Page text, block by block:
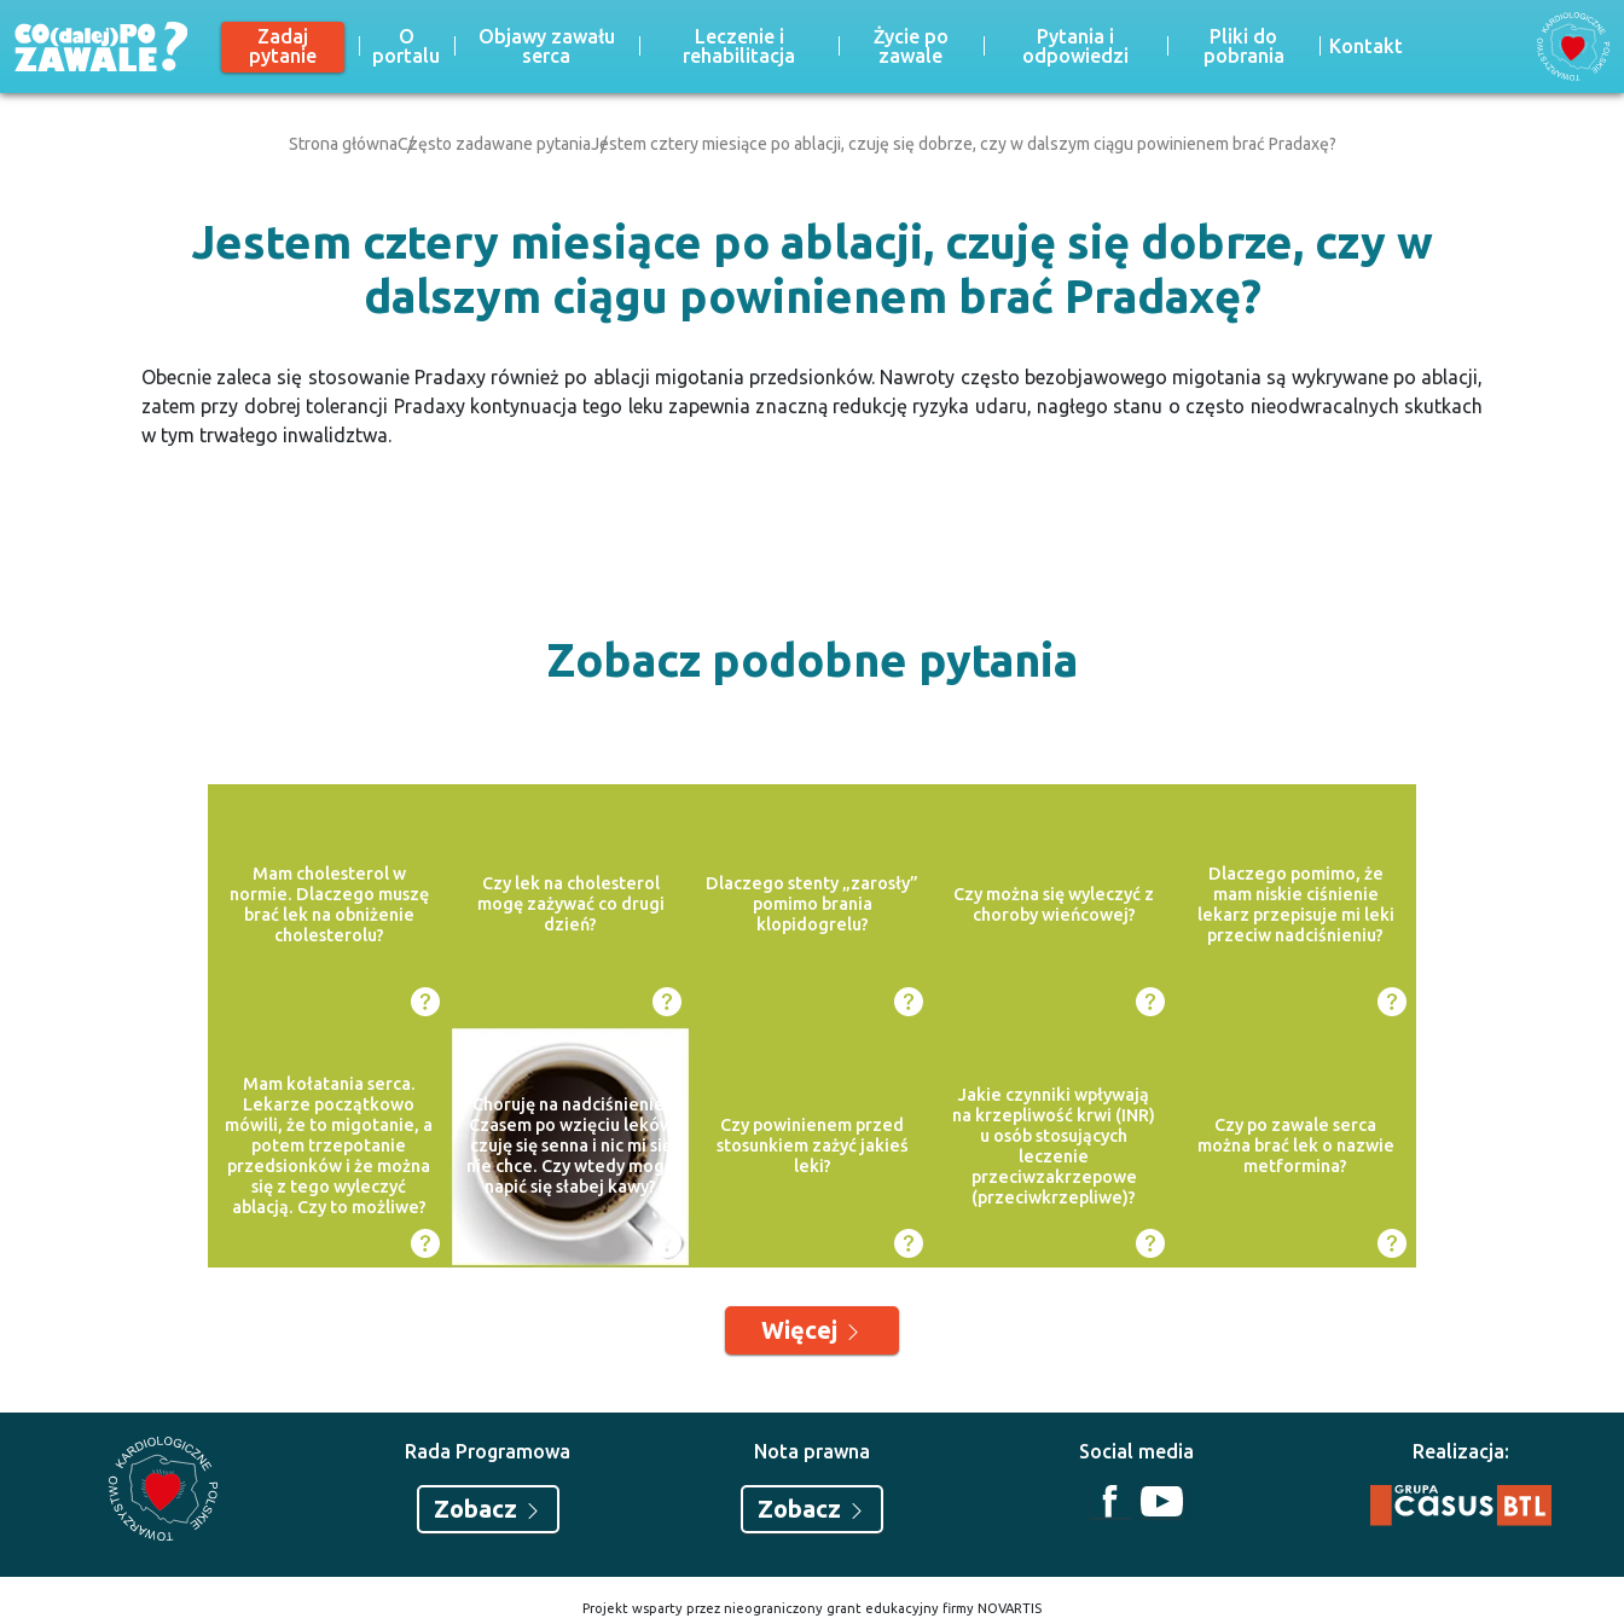
Zadaj
pytanie
O
portalu
Objawy zawału
serca
Leczenie i
rehabilitacja
Życie po
zawale
Pytania i
odpowiedzi
Pliki do
pobrania
Kontakt
Strona głównaCzęsto zadawane pytaniaJestem cztery miesiące po ablacji, czuję się dobrze, czy w dalszym ciągu powinienem brać Pradaxę?
Jestem cztery miesiące po ablacji, czuję się dobrze, czy w
dalszym ciągu powinienem brać Pradaxę?
Obecnie zaleca się stosowanie Pradaxy również po ablacji migotania przedsionków. Nawroty często bezobjawowego migotania są wykrywane po ablacji,
zatem przy dobrej tolerancji Pradaxy kontynuacja tego leku zapewnia znaczną redukcję ryzyka udaru, nagłego stanu o często nieodwracalnych skutkach
w tym trwałego inwalidztwa.
Zobacz podobne pytania
Mam cholesterol w
normie. Dlaczego muszę
brać lek na obniżenie
cholesterolu?
Czy lek na cholesterol
mogę zażywać co drugi
dzień?
Dlaczego stenty „zarosły”
pomimo brania
klopidogrelu?
Czy można się wyleczyć z
choroby wieńcowej?
Dlaczego pomimo, że
mam niskie ciśnienie
lekarz przepisuje mi leki
przeciw nadciśnieniu?
Mam kołatania serca.
Lekarze początkowo
mówili, że to migotanie, a
potem trzepotanie
przedsionków i że można
się z tego wyleczyć
ablacją. Czy to możliwe?
Choruję na nadciśnienie.
Czasem po wzięciu leków
czuję się senna i nic mi się
nie chce. Czy wtedy mogę
napić się słabej kawy?
Czy powinienem przed
stosunkiem zażyć jakieś
leki?
Jakie czynniki wpływają
na krzepliwość krwi (INR)
u osób stosujących
leczenie
przeciwzakrzepowe
(przeciwkrzepliwe)?
Czy po zawale serca
można brać lek o nazwie
metformina?
Więcej
Rada Programowa
Zobacz
Nota prawna
Zobacz
Social media Realizacja:
Projekt wsparty przez nieograniczony grant edukacyjny firmy NOVARTIS